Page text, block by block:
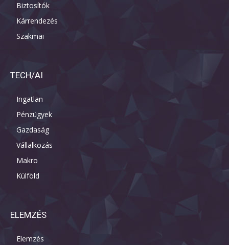
Biztosítók
Kárrendezés
Szakmai
TECH/AI
Ingatlan
Pénzügyek
Gazdaság
Vállalkozás
Makro
Külföld
ELEMZÉS
Elemzés